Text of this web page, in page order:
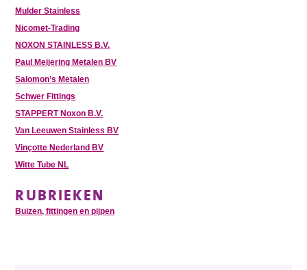
Mulder Stainless
Nicomet-Trading
NOXON STAINLESS B.V.
Paul Meijering Metalen BV
Salomon’s Metalen
Schwer Fittings
STAPPERT Noxon B.V.
Van Leeuwen Stainless BV
Vinçotte Nederland BV
Witte Tube NL
RUBRIEKEN
Buizen, fittingen en pijpen